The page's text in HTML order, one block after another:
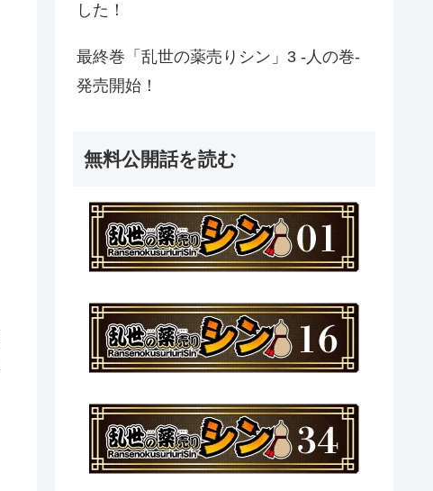
した！
最終巻「乱世の薬売りシン」3 -人の巻-
発売開始！
無料公開話を読む